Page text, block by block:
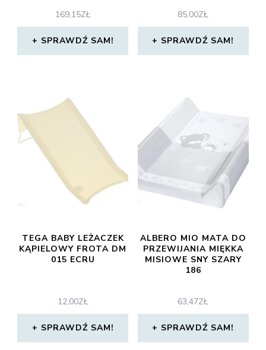
169,15ZŁ
SPRAWDŹ SAM!
85,00ZŁ
SPRAWDŹ SAM!
TEGA BABY LEŻACZEK
KĄPIELOWY FROTA DM
015 ECRU
12,00ZŁ
SPRAWDŹ SAM!
ALBERO MIO MATA DO
PRZEWIJANIA MIĘKKA
MISIOWE SNY SZARY
186
63,47ZŁ
SPRAWDŹ SAM!